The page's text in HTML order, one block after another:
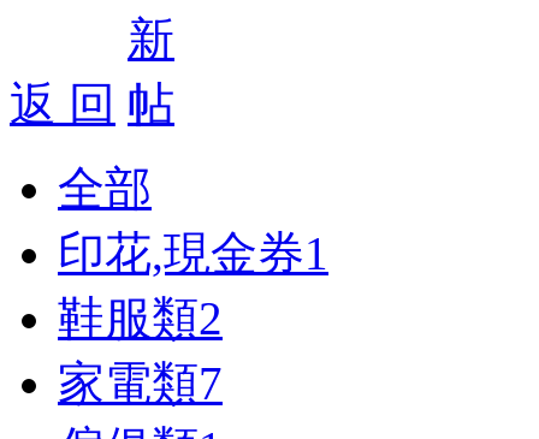
返 回
全部
印花,現金券1
鞋服類2
家電類7